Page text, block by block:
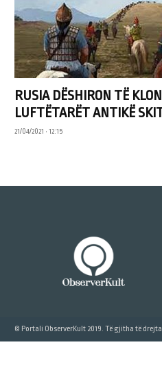
RUSIA DËSHIRON TË
LUFTËTARËT ANTIKË
21/04/2021 • 12:15
© Portali ObserverKult 2019. Të gjitha të